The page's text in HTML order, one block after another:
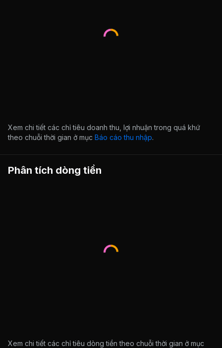
Xem chi tiết các chỉ tiêu doanh thu, lợi nhuận trong quá khứ
theo chuỗi thời gian ở mục Báo cáo thu nhập.
Phân tích dòng tiền
Xem chi tiết các chỉ tiêu dòng tiền theo chuỗi thời gian ở mục